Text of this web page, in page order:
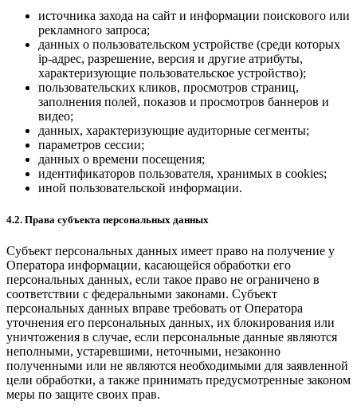
источника захода на сайт и информации поискового или
рекламного запроса;
данных о пользовательском устройстве (среди которых
ip-адрес, разрешение, версия и другие атрибуты,
характеризующие пользовательское устройство);
пользовательских кликов, просмотров страниц,
заполнения полей, показов и просмотров баннеров и
видео;
данных, характеризующие аудиторные сегменты;
параметров сессии;
данных о времени посещения;
идентификаторов пользователя, хранимых в cookies;
иной пользовательской информации.
4.2. Права субъекта персональных данных
Субъект персональных данных имеет право на получение у
Оператора информации, касающейся обработки его
персональных данных, если такое право не ограничено в
соответствии с федеральными законами. Субъект
персональных данных вправе требовать от Оператора
уточнения его персональных данных, их блокирования или
уничтожения в случае, если персональные данные являются
неполными, устаревшими, неточными, незаконно
полученными или не являются необходимыми для заявленной
цели обработки, а также принимать предусмотренные законом
меры по защите своих прав.